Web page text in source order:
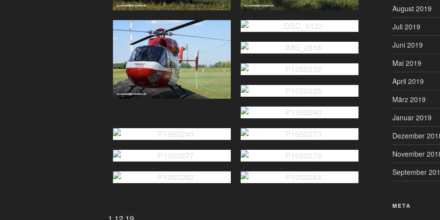
August 2019
Juli 2019
Juni 2019
Mai 2019
April 2019
März 2019
Januar 2019
Dezember
November
September
META